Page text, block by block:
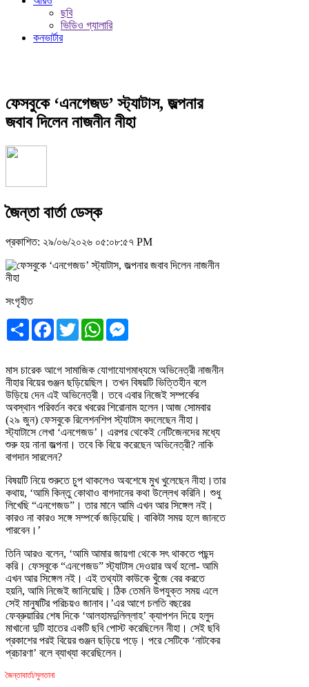
ছবি
ভিডিও গ্যালারি
কনভার্টার
ফেসবুকে ‘এনগেজড’ স্ট্যাটাস, জল্পনার
জবাব দিলেন নাজনীন নীহা
জৈন্তা বার্তা ডেস্ক
প্রকাশিত: ২৯/০৬/২০২৬ ০৫:০৮:৫৭ PM
সংগৃহীত
Share Facebook
TwitterWhatsApp
মাস চারেক আগে সামাজিক যোগাযোগমাধ্যমে অভিনেত্রী নাজনীন
নীহার বিয়ের গুঞ্জন ছড়িয়েছিল। তখন বিষয়টি ভিত্তিহীন বলে
উড়িয়ে দেন এই অভিনেত্রী। তবে এবার নিজেই সম্পর্কের
অবস্থান পরিবর্তন করে খবরের শিরোনাম হলেন।আজ সোমবার
(২৯ জুন) ফেসবুকে রিলেশনশিপ স্ট্যাটাস বদলেছেন নীহা।
স্ট্যাটাসে লেখা ‘এনগেজড’। এরপর থেকেই নেটিজেনদের মধ্যে
শুরু হয় নানা জল্পনা। তবে কি বিয়ে করেছেন অভিনেত্রী? নাকি
বাগদান সারলেন?
বিষয়টি নিয়ে শুরুতে চুপ থাকলেও অবশেষে মুখ খুলেছেন নীহা।তার
কথায়, ‘আমি কিন্তু কোথাও বাগদানের কথা উল্লেখ করিনি। শুধু
লিখেছি “এনগেজড”। তার মানে আমি এখন আর সিঙ্গেল নই।
কারও না কারও সঙ্গে সম্পর্কে জড়িয়েছি। বাকিটা সময় হলে জানতে
পারবেন।’
তিনি আরও বলেন, ‘আমি আমার জায়গা থেকে সৎ থাকতে পছন্দ
করি। ফেসবুকে “এনগেজড” স্ট্যাটাস দেওয়ার অর্থ হলো- আমি
এখন আর সিঙ্গেল নই। এই তথ্যটা কাউকে খুঁজে বের করতে
হয়নি, আমি নিজেই জানিয়েছি। ঠিক তেমনি উপযুক্ত সময় এলে
সেই মানুষটির পরিচয়ও জানাব।’এর আগে চলতি বছরের
ফেব্রুয়ারির শেষ দিকে ‘আলহামদুলিল্লাহ’ ক্যাপশন দিয়ে হলুদ
মাখানো দুটি হাতের একটি ছবি পোস্ট করেছিলেন নীহা। সেই ছবি
প্রকাশের পরই বিয়ের গুঞ্জন ছড়িয়ে পড়ে। পরে সেটিকে ‘নাটকের
প্রচারণা’ বলে ব্যাখ্যা করেছিলেন।
জৈন্তাবার্তা/সুলতানা